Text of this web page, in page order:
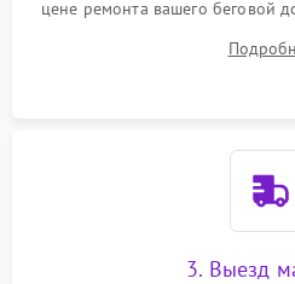
цене ремонта вашего беговой
3. Выезд